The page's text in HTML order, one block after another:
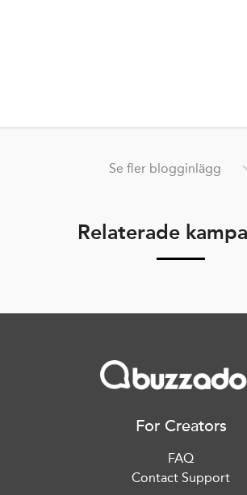
Se fler blogginlägg
Relaterade
For Creators
FAQ
Contact Support